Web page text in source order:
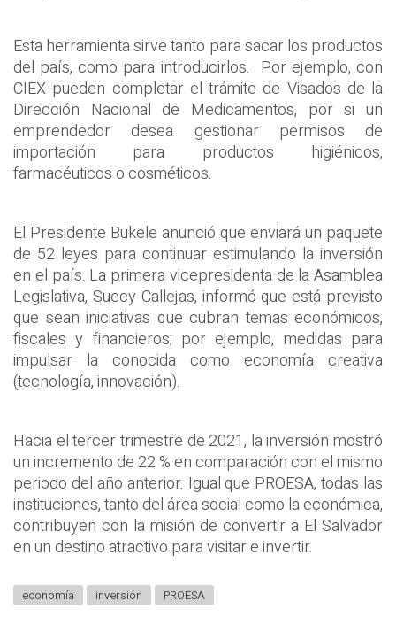
Esta herramienta sirve tanto para sacar los productos
del país, como para introducirlos. Por ejemplo, con
CIEX pueden completar el trámite de Visados de la
Dirección Nacional de Medicamentos, por si un
emprendedor desea gestionar permisos de
importación para productos higiénicos,
farmacéuticos o cosméticos.
El Presidente Bukele anunció que enviará un paquete
de 52 leyes para continuar estimulando la inversión
en el país. La primera vicepresidenta de la Asamblea
Legislativa, Suecy Callejas, informó que está previsto
que sean iniciativas que cubran temas económicos,
fiscales y financieros; por ejemplo, medidas para
impulsar la conocida como economía creativa
(tecnología, innovación).
Hacia el tercer trimestre de 2021, la inversión mostró
un incremento de 22 % en comparación con el mismo
periodo del año anterior. Igual que PROESA, todas las
instituciones, tanto del área social como la económica,
contribuyen con la misión de convertir a El Salvador
en un destino atractivo para visitar e invertir.
economía inversión PROESA